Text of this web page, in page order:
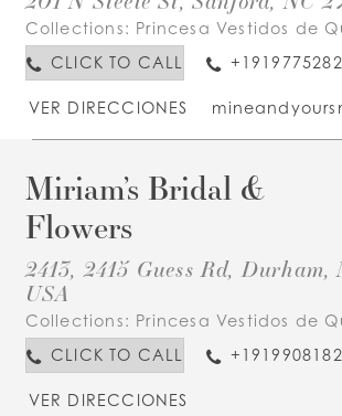
Collections: Princesa Vestidos de
CLICK TO CALL
VER DIRECCIONES
Miriam’s Bridal &
Flowers
2413, 2415 Guess Rd, Durham,
USA
Collections: Princesa Vestidos de
CLICK TO CALL
VER DIRECCIONES